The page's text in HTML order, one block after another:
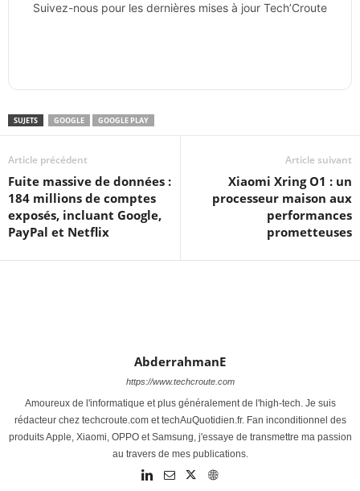
Suivez-nous pour les dernières mises à jour Tech’Croute
SUJETS GOOGLE GOOGLE PLAY
Article précédent
Fuite massive de données :
184 millions de comptes
exposés, incluant Google,
PayPal et Netflix
Article suivant
Xiaomi Xring O1 : un
processeur maison aux
performances
prometteuses
AbderrahmanE
https://www.techcroute.com
Amoureux de l'informatique et plus généralement de l'high-tech. Je suis
rédacteur chez techcroute.com et techAuQuotidien.fr. Fan inconditionnel des
produits Apple, Xiaomi, OPPO et Samsung, j'essaye de transmettre ma passion
au travers de mes publications.